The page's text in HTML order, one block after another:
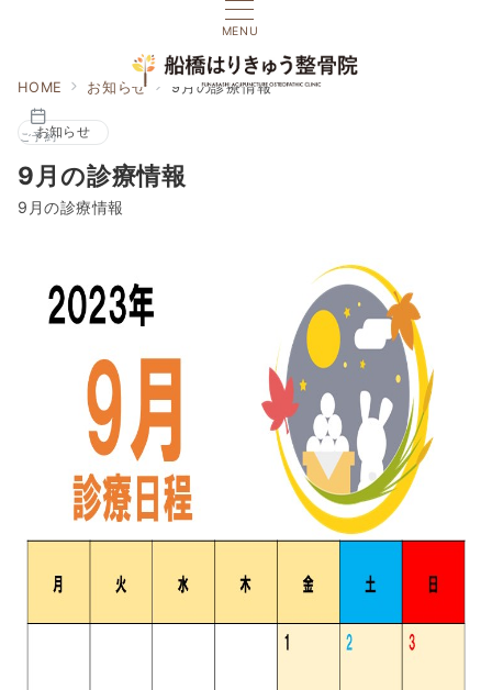
MENU
ご予約
HOME お知らせ 9月の診療情報
お知らせ
9月の診療情報
9月の診療情報